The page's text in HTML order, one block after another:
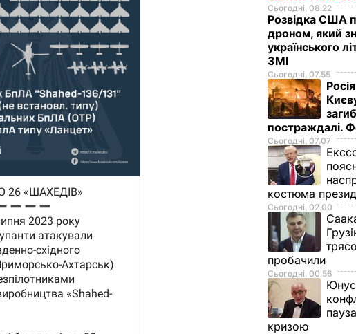
Сьогодні, 08.22
Розвідка США
дроном, який
українського
ЗМІ
Сьогодні, 07.55
постраждалі.
Сьогодні, 07.07
костюма
Сьогодні, 02.00
пробачили
Сьогодні, 00.56
кризою